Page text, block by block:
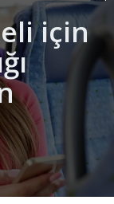
için